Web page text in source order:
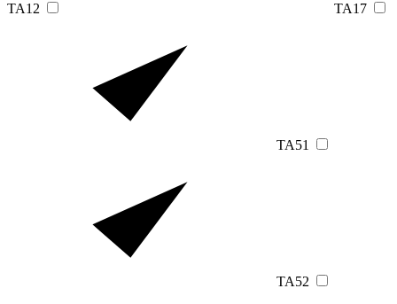
TA12 TA17
TA51
TA52